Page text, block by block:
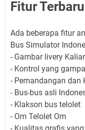
Fitur
Ada beberapa fitur
Bus Simulator
- Gambar livery
- Kontrol yang
- Pemandangan dan
- Bus-bus asli
- Klakson bus telolet
- Om Telolet Om
- Kualitas grafis